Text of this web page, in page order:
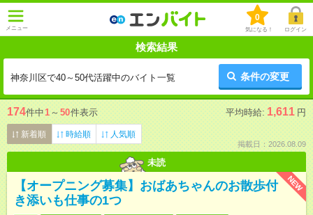
メニュー
0
気になる！ ログイン
検索結果
神奈川区で40～50代活躍中のバイト一覧 条件の変更
174件中1 ～ 50件表示 平均時給: 1,611 円
新着順 時給順 人気順
掲載日：2026.08.09
未読
NEW
【オープニング募集】おばあちゃんのお散歩付
き添いも仕事の1つ